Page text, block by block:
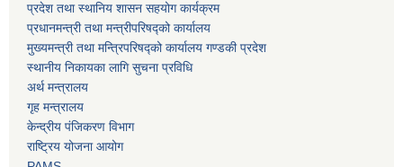
प्रदेश तथा स्थानिय शासन सहयोग कार्यक्रम
प्रधानमन्त्री तथा मन्त्रीपरिषद्को कार्यालय
मुख्यमन्त्री तथा मन्त्रिपरिषद्को कार्यालय गण्डकी प्रदेश
स्थानीय निकायका लागि सुचना प्रविधि
अर्थ मन्त्रालय
गृह मन्त्रालय
केन्द्रीय पंजिकरण विभाग
राष्ट्रिय योजना आयोग